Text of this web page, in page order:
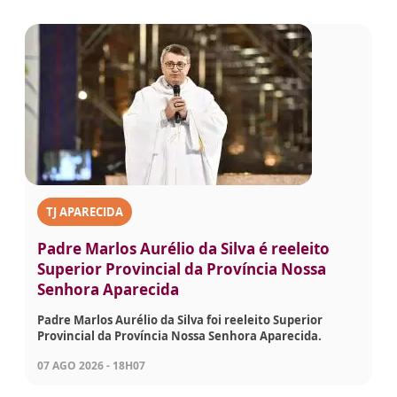
TJ APARECIDA
Padre Marlos Aurélio da Silva é reeleito
Superior Provincial da Província Nossa
Senhora Aparecida
Padre Marlos Aurélio da Silva foi reeleito Superior
Provincial da Província Nossa Senhora Aparecida.
07 AGO 2026 - 18H07